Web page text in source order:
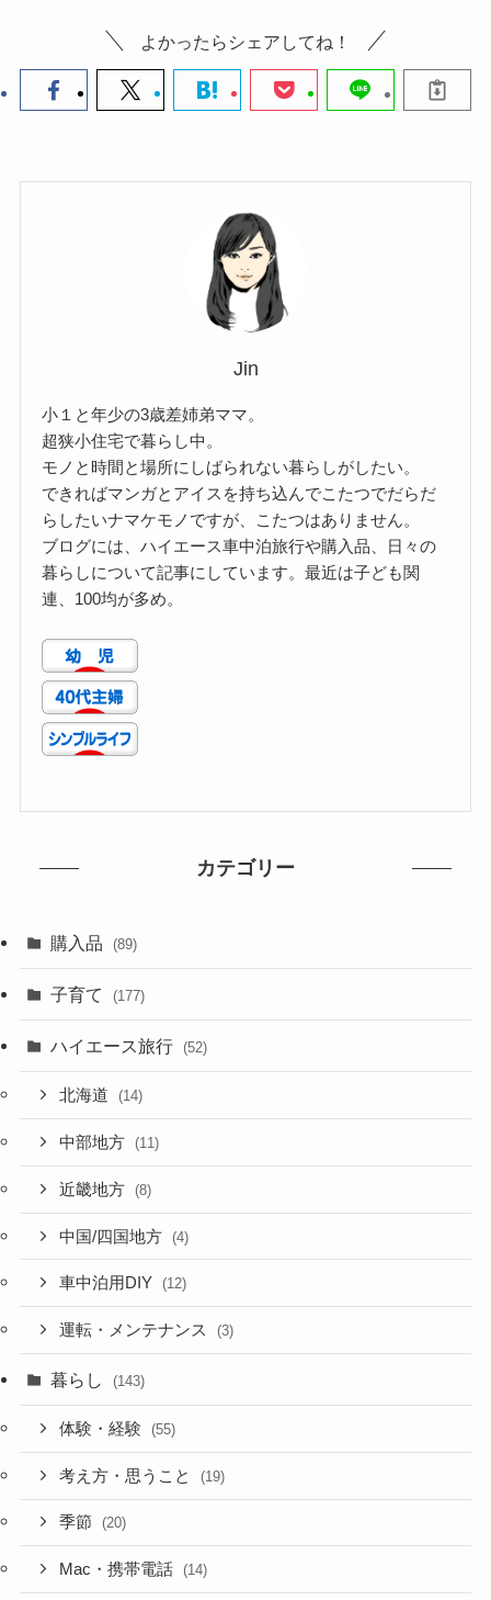
よかったらシェアしてね！
Jin
小１と年少の3歳差姉弟ママ。
超狭小住宅で暮らし中。
モノと時間と場所にしばられない暮らしがしたい。
できればマンガとアイスを持ち込んでこたつでだらだ
らしたいナマケモノですが、こたつはありません。
ブログには、ハイエース車中泊旅行や購入品、日々の
暮らしについて記事にしています。最近は子ども関
連、100均が多め。
カテゴリー
購入品 (89)
子育て (177)
ハイエース旅行 (52)
北海道 (14)
中部地方 (11)
近畿地方 (8)
中国/四国地方 (4)
車中泊用DIY (12)
運転・メンテナンス (3)
暮らし (143)
体験・経験 (55)
考え方・思うこと (19)
季節 (20)
Mac・携帯電話 (14)